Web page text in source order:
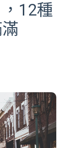
12種